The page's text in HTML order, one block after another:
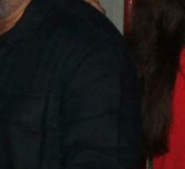
Patti) फ़िल्म से की थी.
2013 में आई रोमांटिक
टॉप एक्ट्रेस बन गई. अब तक
इन 3 बॉलीवुड एक्ट्रेसेस की